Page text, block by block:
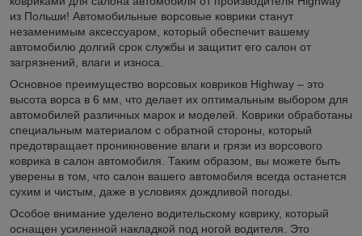
из Польши! Автомобильные ворсовые коврики станут
незаменимым аксессуаром, который обеспечит вашему
автомобилю долгий срок службы и защитит его салон от
загрязнений, влаги и износа.
Основное преимущество ворсовых ковриков Highway – это
высота ворса в 6 мм, что делает их оптимальным выбором для
автомобилей различных марок и моделей. Коврики обработаны
специальным материалом с обратной стороны, который
предотвращает проникновение влаги и грязи из ворсового
коврика в салон автомобиля. Таким образом, вы можете быть
уверены в том, что салон вашего автомобиля всегда останется
сухим и чистым, даже в условиях дождливой погоды.
Особое внимание уделено водительскому коврику, который
оснащен усиленной накладкой под ногой водителя. Это